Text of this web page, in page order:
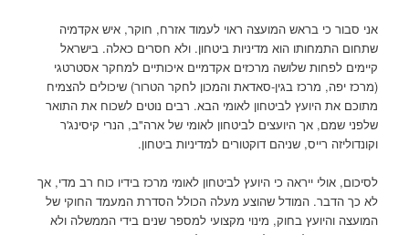
אני סבור כי בראש המועצה ראוי לעמוד אזרח, חוקר, איש אקדמיה
שתחום התמחותו הוא מדיניות ביטחון. ולא חסרים כאלה. בישראל
קיימים לפחות שלושה מרכזים אקדמיים איכותיים למחקר אסטרטגי
(מרכז יפה, מרכז בגין-סאדאת והמכון לחקר הטרור) שיכולים להצמיח
מתוכם את היועץ לביטחון לאומי הבא. רבים נוטים לשכוח את התואר
שלפני שמם, אך היועצים לביטחון לאומי של ארה"ב, הנרי קיסינג'ר
וקונדוליזה רייס, שניהם דוקטורים למדיניות ביטחון.
לסיכום, אולי ייראה כי היועץ לביטחון לאומי מרכז בידיו כוח רב מדי, אך
לא כך הדבר. המודל שהוצע מעלה הכולל הסדרת המעמד החוקי של
המועצה והיועץ בחוק, מינוי מקצועי למספר שנים בידי הממשלה ולא